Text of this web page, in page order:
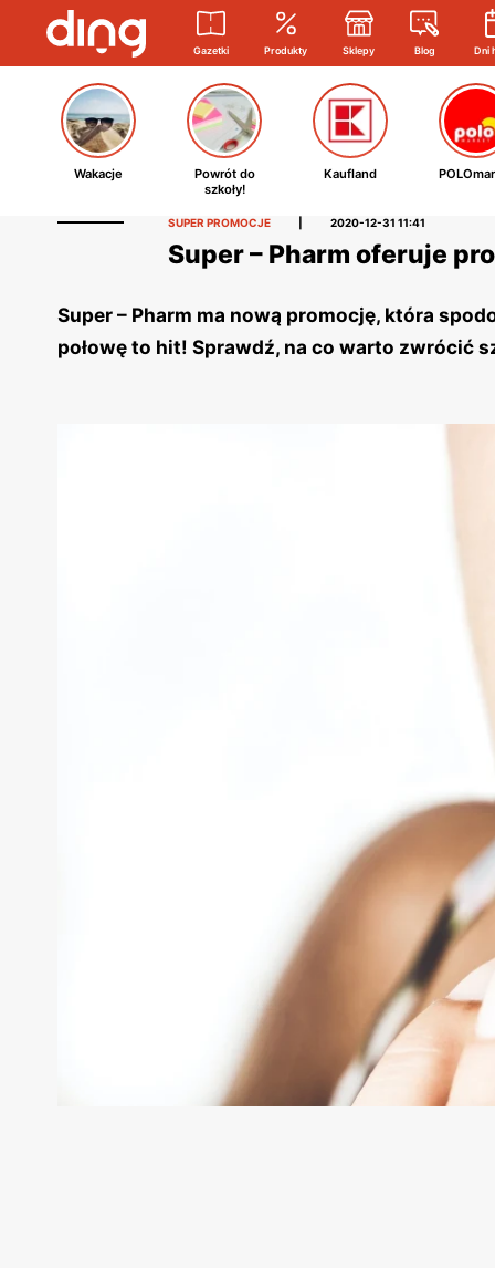
Gazetki Produkty Sklepy Blog Dni
Wakacje
Powrót do
szkoły!
Kaufland
SUPER PROMOCJE 2020-12-31 11:41
Super – Pharm oferuje
Super – Pharm ma nową promocję, która
połowę to hit! Sprawdź, na co warto zwrócić